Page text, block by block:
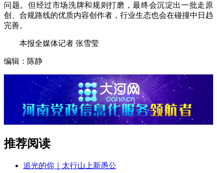
问题。但经过市场洗牌和规则打磨，最终会沉淀出一批走原
创、合规路线的优质内容创作者，行业生态也会在碰撞中日趋
完善。
本报全媒体记者 张雪莹
编辑：陈静
推荐阅读
追光的你｜太行山上新愚公